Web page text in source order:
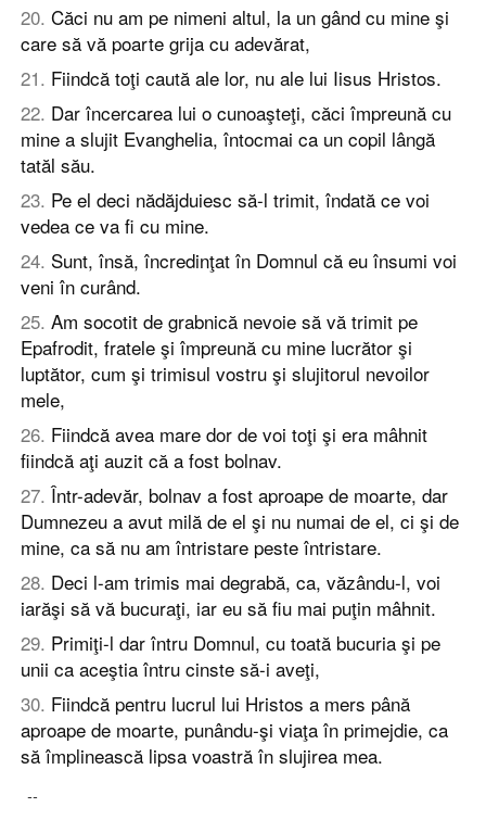
20. Căci nu am pe nimeni altul, la un gând cu mine şi
care să vă poarte grija cu adevărat,
21. Fiindcă toţi caută ale lor, nu ale lui Iisus Hristos.
22. Dar încercarea lui o cunoaşteţi, căci împreună cu
mine a slujit Evanghelia, întocmai ca un copil lângă
tatăl său.
23. Pe el deci nădăjduiesc să-l trimit, îndată ce voi
vedea ce va fi cu mine.
24. Sunt, însă, încredinţat în Domnul că eu însumi voi
veni în curând.
25. Am socotit de grabnică nevoie să vă trimit pe
Epafrodit, fratele şi împreună cu mine lucrător şi
luptător, cum şi trimisul vostru şi slujitorul nevoilor
mele,
26. Fiindcă avea mare dor de voi toţi şi era mâhnit
fiindcă aţi auzit că a fost bolnav.
27. Într-adevăr, bolnav a fost aproape de moarte, dar
Dumnezeu a avut milă de el şi nu numai de el, ci şi de
mine, ca să nu am întristare peste întristare.
28. Deci l-am trimis mai degrabă, ca, văzându-l, voi
iarăşi să vă bucuraţi, iar eu să fiu mai puţin mâhnit.
29. Primiţi-l dar întru Domnul, cu toată bucuria şi pe
unii ca aceştia întru cinste să-i aveţi,
30. Fiindcă pentru lucrul lui Hristos a mers până
aproape de moarte, punându-şi viaţa în primejdie, ca
să împlinească lipsa voastră în slujirea mea.
--